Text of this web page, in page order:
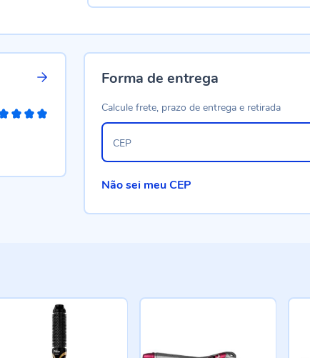
Forma de entrega
Calcule frete, prazo de entrega e retirada
CEP
Não sei meu CEP